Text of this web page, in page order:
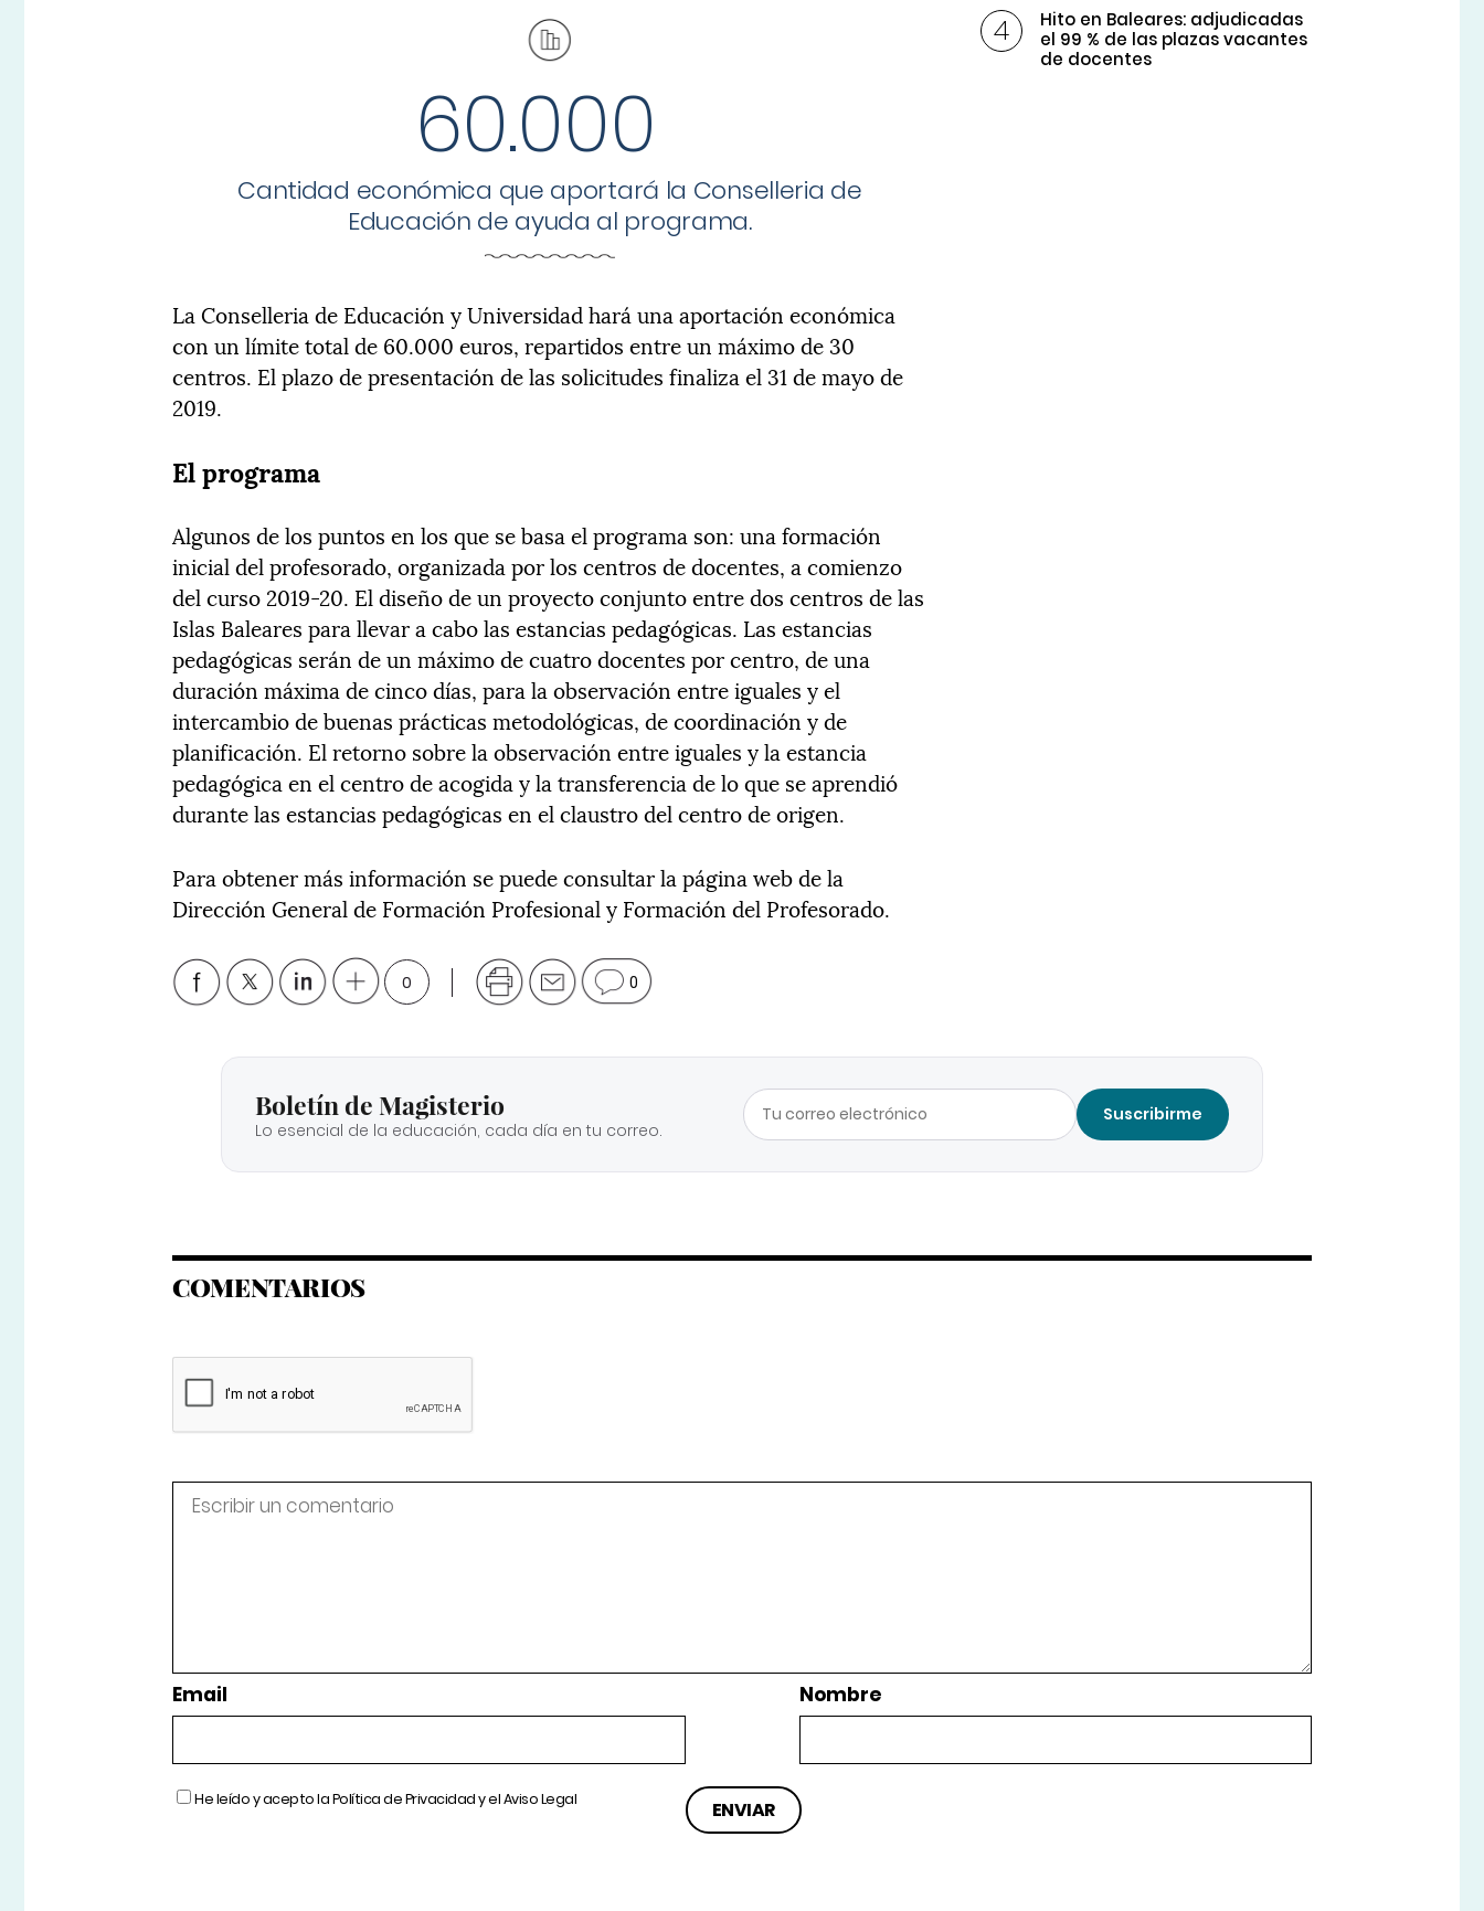
60.000
Cantidad económica que aportará la Conselleria de
Educación de ayuda al programa.
La Conselleria de Educación y Universidad hará una aportación económica
con un límite total de 60.000 euros, repartidos entre un máximo de 30
centros. El plazo de presentación de las solicitudes finaliza el 31 de mayo de
2019.
El programa
Algunos de los puntos en los que se basa el programa son: una formación
inicial del profesorado, organizada por los centros de docentes, a comienzo
del curso 2019-20. El diseño de un proyecto conjunto entre dos centros de las
Islas Baleares para llevar a cabo las estancias pedagógicas. Las estancias
pedagógicas serán de un máximo de cuatro docentes por centro, de una
duración máxima de cinco días, para la observación entre iguales y el
intercambio de buenas prácticas metodológicas, de coordinación y de
planificación. El retorno sobre la observación entre iguales y la estancia
pedagógica en el centro de acogida y la transferencia de lo que se aprendió
durante las estancias pedagógicas en el claustro del centro de origen.
Para obtener más información se puede consultar la página web de la
Dirección General de Formación Profesional y Formación del Profesorado.
0 0
Hito en Baleares: adjudicadas
el 99 % de las plazas vacantes
de docentes
Boletín de Magisterio
Lo esencial de la educación, cada día en tu correo.
Suscribirme
COMENTARIOS
Email Nombre
He leído y acepto laPolítica de Privacidady elAviso Legal